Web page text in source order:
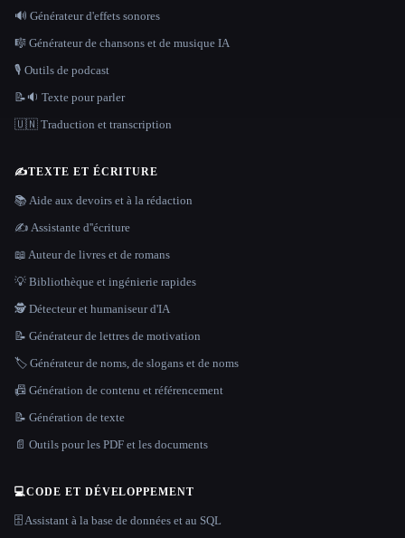
🔊 Générateur d'effets sonores
🎼 Générateur de chansons et de musique IA
🎙️ Outils de podcast
📝🔉 Texte pour parler
🇺🇳 Traduction et transcription
✍️TEXTE ET ÉCRITURE
📚 Aide aux devoirs et à la rédaction
✍️ Assistante d''écriture
📖 Auteur de livres et de romans
💡 Bibliothèque et ingénierie rapides
🕵️ Détecteur et humaniseur d'IA
📝 Générateur de lettres de motivation
🏷️ Générateur de noms, de slogans et de noms
📠 Génération de contenu et référencement
📝 Génération de texte
📄 Outils pour les PDF et les documents
💻CODE ET DÉVELOPPEMENT
🗄️ Assistant à la base de données et au SQL